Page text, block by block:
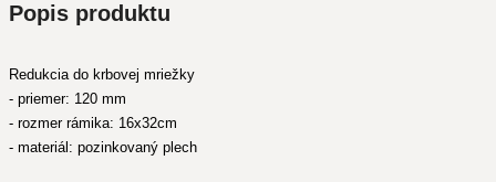
Popis produktu
Redukcia do krbovej mriežky
- priemer: 120 mm
- rozmer rámika: 16x32cm
- materiál: pozinkovaný plech